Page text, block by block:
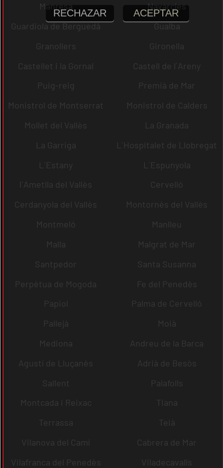
Manresa
Navarcles
Guardiola de Berguedà
Gualba
Granollers
Gironella
Castellet i la Gornal
Castell de l´Areny
Puig-reig
Premià de Mar
Monistrol de Montserrat
Monistrol de Calders
Mollet del Vallès
La Granada
La Garriga
L´Hospitalet de Llobregat
L´Estany
L´Espunyola
l´Ametlla del Vallès
Cervelló
Cerdanyola del Vallès
Montornès del Vallès
Montmeló
Manlleu
Malla
Malgrat de Mar
Santpedor
Santa Susanna
Perpètua de Mogoda
Fe del Penedès
Papiol
Palma de Cervelló
Pallejà
Moià
Mediona
Andreu de la Barca
Agustí de Lluçanès
Adrià de Besòs
Sallent
Palafolls
Montcada i Reixac
Tiana
Terrassa
Teià
Vilanova del Camí
Cabrera de Mar
Vilafranca del Penedès
Viladecavalls
RECHAZAR ACEPTAR